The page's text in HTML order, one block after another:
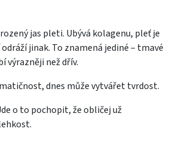
jas pleti. Ubývá kolagenu, pleť je
jinak. To znamená jediné – tmavé
výrazněji než dřív.
dnes může vytvářet tvrdost.
o to pochopit, že obličej už